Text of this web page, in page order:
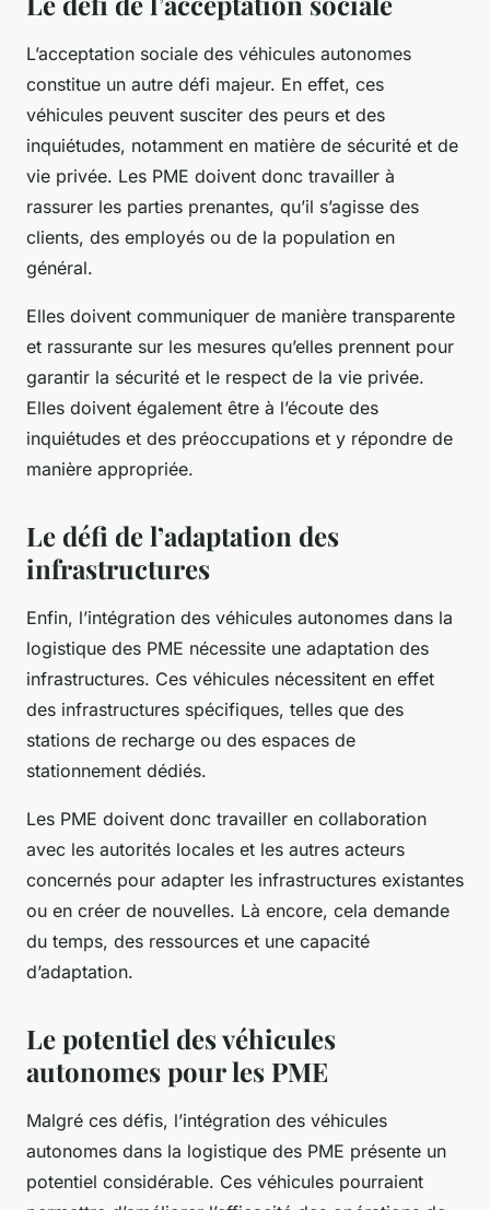
L’acceptation sociale des véhicules autonomes
constitue un autre défi majeur. En effet, ces
véhicules peuvent susciter des peurs et des
inquiétudes, notamment en matière de sécurité et de
vie privée. Les PME doivent donc travailler à
rassurer les parties prenantes, qu’il s’agisse des
clients, des employés ou de la population en
général.
Elles doivent communiquer de manière transparente
et rassurante sur les mesures qu’elles prennent pour
garantir la sécurité et le respect de la vie privée.
Elles doivent également être à l’écoute des
inquiétudes et des préoccupations et y répondre de
manière appropriée.
Le défi de l’adaptation des
infrastructures
Enfin, l’intégration des véhicules autonomes dans la
logistique des PME nécessite une adaptation des
infrastructures. Ces véhicules nécessitent en effet
des infrastructures spécifiques, telles que des
stations de recharge ou des espaces de
stationnement dédiés.
Les PME doivent donc travailler en collaboration
avec les autorités locales et les autres acteurs
concernés pour adapter les infrastructures existantes
ou en créer de nouvelles. Là encore, cela demande
du temps, des ressources et une capacité
d’adaptation.
Le potentiel des véhicules
autonomes pour les PME
Malgré ces défis, l’intégration des véhicules
autonomes dans la logistique des PME présente un
potentiel considérable. Ces véhicules pourraient